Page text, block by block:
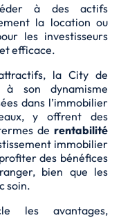
à des actifs
la location ou
les investisseurs
efficace.
la City de
son dynamisme
dans l’immobilier
y offrent des
de rentabilité
immobilier
des bénéfices
bien que les
soin.
les avantages,